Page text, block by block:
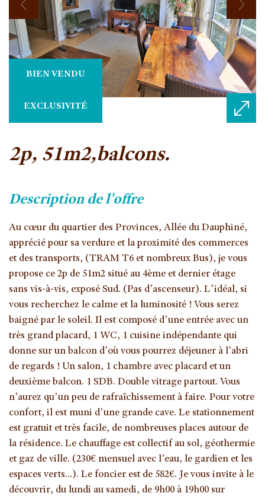
BIEN VENDU
EXCLUSIVITÉ
2p, 51m2,balcons.
description de l'offre
Au cœur du quartier des Provinces, Allée du Dauphiné,
apprécié pour sa verdure et la proximité des commerces
et des transports, (TRAM T6 et nombreux Bus), je vous
propose ce 2p de 51m2 situé au 4ème et dernier étage
sans vis-à-vis, exposé Sud. (Pas d’ascenseur). L’idéal, si
vous recherchez le calme et la luminosité ! Vous serez
baigné par le soleil. Il est composé d’une entrée avec un
très grand placard, 1 WC, 1 cuisine indépendante qui
donne sur un balcon d’où vous pourrez déjeuner à l’abri
de regards ! Un salon, 1 chambre avec placard et un
deuxième balcon. 1 SDB. Double vitrage partout. Vous
n’aurez qu’un peu de rafraîchissement à faire. Pour votre
confort, il est muni d’une grande cave. Le stationnement
est gratuit et très facile, de nombreuses places autour de
la résidence. Le chauffage est collectif au sol, géothermie
et gaz de ville. (230€ mensuel avec l’eau, le gardien et les
espaces verts…). Le foncier est de 582€. Je vous invite à le
découvrir, du lundi au samedi, de 9h00 à 19h00 sur